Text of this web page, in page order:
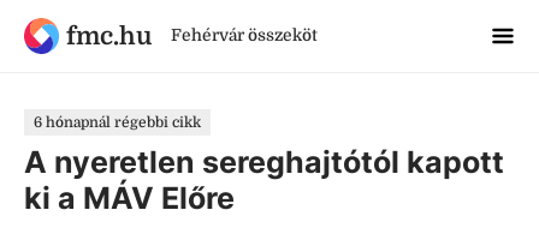
fmc.hu Fehérvár összeköt
6 hónapnál régebbi cikk
A nyeretlen sereghajtótól kapott
ki a MÁV Előre